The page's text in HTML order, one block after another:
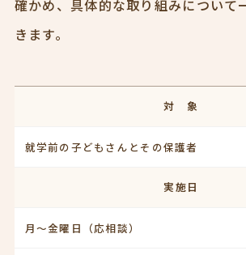
確かめ、具体的な取り組みについて
きます。
対 象
就学前の子どもさんとその保護者
実施日
月～金曜日（応相談）